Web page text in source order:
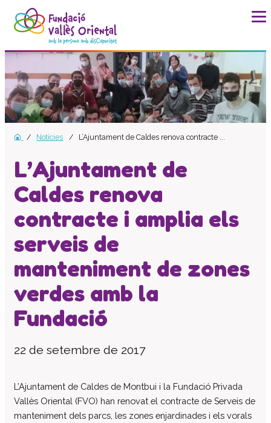
La fundació
Història
Missió, visió i valors
Distincions i entitats
Model de qualitat
Memòries
Documents
Transparència
Pla estratègic
Impacte social
El patronat
Informe auditoria comptes anuals
publica
pública
Subvencions i ajudes públiques
concedides
Notícies L’Ajuntament de Caldes renova contracte ...
L’Ajuntament de
Caldes renova
contracte i amplia els
serveis de
manteniment de zones
verdes amb la
Fundació
22 de setembre de 2017
L’Ajuntament de Caldes de Montbui i la Fundació Privada
Vallès Oriental (FVO) han renovat el contracte de Serveis de
manteniment dels parcs, les zones enjardinades i els vorals